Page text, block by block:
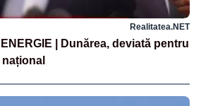
Realitatea.NET
| Dunărea, deviată pentru